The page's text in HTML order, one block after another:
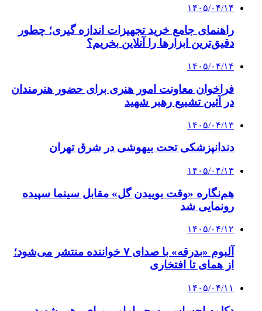
۱۴۰۵/۰۴/۱۴
راهنمای جامع خرید تجهیزات اندازه گیری؛ چطور
دقیق‌ترین ابزارها را آنلاین بخریم؟
۱۴۰۵/۰۴/۱۴
فراخوان معاونت امور هنری برای حضور هنرمندان
در آئین تشییع رهبر شهید
۱۴۰۵/۰۴/۱۳
دندانپزشکی تحت بیهوشی در شرق تهران
۱۴۰۵/۰۴/۱۳
هم‌نگاره «وقت بوییدن گل» مقابل سینما سپیده
رونمایی شد
۱۴۰۵/۰۴/۱۲
آلبوم «بدرقه» با صدای ۷ خواننده منتشر می‌شود؛
از همای تا افتخاری
۱۴۰۵/۰۴/۱۱